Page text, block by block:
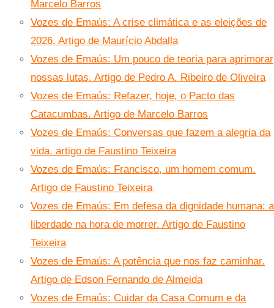
Marcelo Barros
Vozes de Emaús: A crise climática e as eleições de
2026. Artigo de Maurício Abdalla
Vozes de Emaús: Um pouco de teoria para aprimorar
nossas lutas. Artigo de Pedro A. Ribeiro de Oliveira
Vozes de Emaús: Refazer, hoje, o Pacto das
Catacumbas. Artigo de Marcelo Barros
Vozes de Emaús: Conversas que fazem a alegria da
vida. artigo de Faustino Teixeira
Vozes de Emaús: Francisco, um homem comum.
Artigo de Faustino Teixeira
Vozes de Emaús: Em defesa da dignidade humana: a
liberdade na hora de morrer. Artigo de Faustino
Teixeira
Vozes de Emaús: A potência que nos faz caminhar.
Artigo de Edson Fernando de Almeida
Vozes de Emaús: Cuidar da Casa Comum e da